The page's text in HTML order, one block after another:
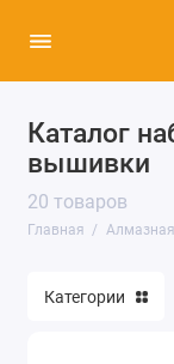
Каталог
вышивки
20 товаров
Главная
Категории